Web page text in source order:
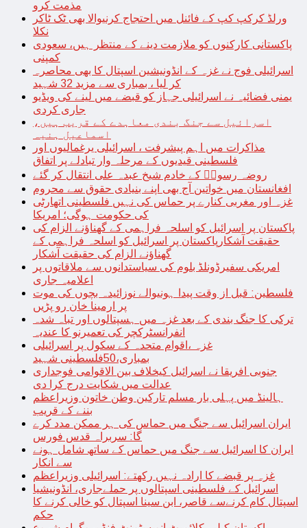
مذمت کرو
ورلڈ کرکپ کپ کے فائنل میں احتجاج کرنیوالا بھی ٹک ٹاکر
نکلا
پاکستانی کارکنوں کو ملازمت دینے کے منتظر ہیں، سعودی
کمپنی
اسرائیلی فوج نے غزہ کے انڈونیشین اسپتال کا بھی محاصرہ
کر لیا ، بمباری سے مزید 32 شہید
یمنی فضائیہ نے اسرائیلی جہاز کو قبضے میں لینے کی ویڈیو
جاری کردی
اسرائیل سے جنگ بندی معاہدے کے قریب ہیں،
اسماعیل ہنیہ
مذاکرات میں اہم پیشرفت ، اسرائیلی یرغمالیوں اور
فلسطینی قیدیوں کے مرحلہ وار تبادلے پر اتفاق
روضہ رسولؐ کے خادم شیخ عبدہ علی انتقال کر گئے
افغانستان میں خواتین آج بھی اپنے بنیادی حقوق سے محروم
غزہ اور مغربی کنارے پر حماس کی نہیں فلسطینی اتھارٹی
کی حکومت ہوگی؛ امریکا
پاکستان پر اسرائیل کو اسلحہ فراہمی کے گھناؤنے الزام کی
حقیقت آشکارپاکستان پر اسرائیل کو اسلحہ فراہمی کے
گھناؤنے الزام کی حقیقت آشکار
امریکی سفیرڈونلڈ بلوم کی سیاستدانوں سے ملاقاتوں پر
اعلامیہ جاری
فلسطین: قبل از وقت پیدا ہونیوالے نوزائیدہ بچوں کی موت
پر ارمینا خان رو پڑیں
ترکی کا جنگ بندی کے بعد غزہ میں ہسپتالوں اور تباہ شدہ
انفرانسٹرکچر کی تعمیرنو کا عندیہ
غزہ ،اقوام متحدہ کے سکول پر اسرائیلی
بمباری،50فلسطینی شہید
جنوبی افریقا نے اسرائیل کیخلاف بین الاقوامی فوجداری
عدالت میں شکایت درج کرا دی
ہالینڈ میں پہلی بار مسلم تارکین وطن خاتون وزیراعظم
بننے کے قریب
ایران اسرائیل سے جنگ میں حماس کی ہر ممکن مدد کرے
گا: سربراہ قدس فورس
ایران کا اسرائیل سے جنگ میں حماس کے ساتھ شامل ہونے
سے انکار
غزہ پر قبضے کا ارادہ نہیں رکھتے: اسرائیلی وزیراعظم
اسرائیل کے فلسطینی اسپتالوں پر حملےجاری، انڈونیشیا
اسپتال کام کرنےسے قاصر، ابن سینا اسپتال کو خالی کرنے کا
حکم